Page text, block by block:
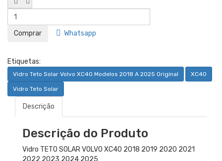
Whatsapp
Etiquetas:
Vidro Teto Solar Volvo XC40 Modelos 2018 A 2025 Original XC40
Vidro Teto Solar
Descrição
Descrição do Produto
Vidro TETO SOLAR VOLVO XC40 2018 2019 2020 2021